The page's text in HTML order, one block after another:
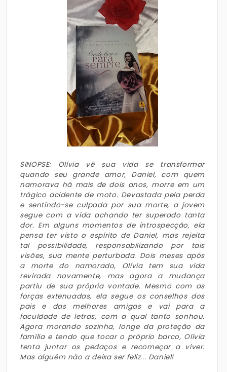
SINOPSE: Olívia vê sua vida se transformar
quando seu grande amor, Daniel, com quem
namorava há mais de dois anos, morre em um
trágico acidente de moto. Devastada pela perda
e sentindo-se culpada por sua morte, a jovem
segue com a vida achando ter superado tanta
dor. Em alguns momentos de introspecção, ela
pensa ter visto o espírito de Daniel, mas rejeita
tal possibilidade, responsabilizando por tais
visões, sua mente perturbada. Dois meses após
a morte do namorado, Olívia tem sua vida
revirada novamente, mas agora a mudança
partiu de sua própria vontade. Mesmo com as
forças extenuadas, ela segue os conselhos dos
pais e das melhores amigas e vai para a
faculdade de letras, com a qual tanto sonhou.
Agora morando sozinha, longe da proteção da
família e tendo que tocar o próprio barco, Olívia
tenta juntar os pedaços e recomeçar a viver.
Mas alguém não a deixa ser feliz... Daniel!